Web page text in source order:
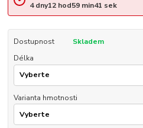
4 dny12hod59min41 sek
Dostupnost
Skladem
Délka
Varianta hmotnosti